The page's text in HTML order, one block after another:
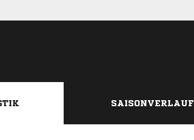
SAISONVERLAUF